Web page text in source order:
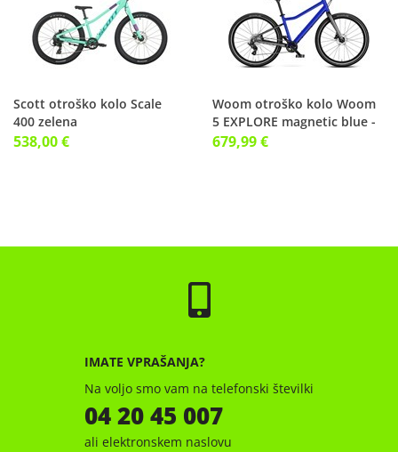
Scott otroško kolo Scale
400 zelena
538,00 €
Woom otroško kolo Woom
5 EXPLORE magnetic blue -
modra
679,99 €
IMATE VPRAŠANJA?
Na voljo smo vam na telefonski številki
04 20 45 007
ali elektronskem naslovu